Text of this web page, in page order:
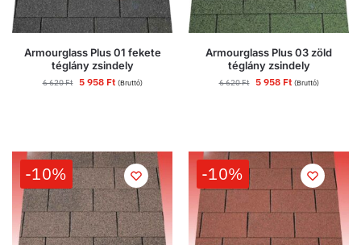
Armourglass Plus 01 fekete
téglány zsindely
6 620Ft 5 958 Ft (Bruttó)
Armourglass Plus 03 zöld
téglány zsindely
6 620Ft 5 958 Ft (Bruttó)
-10% -10%